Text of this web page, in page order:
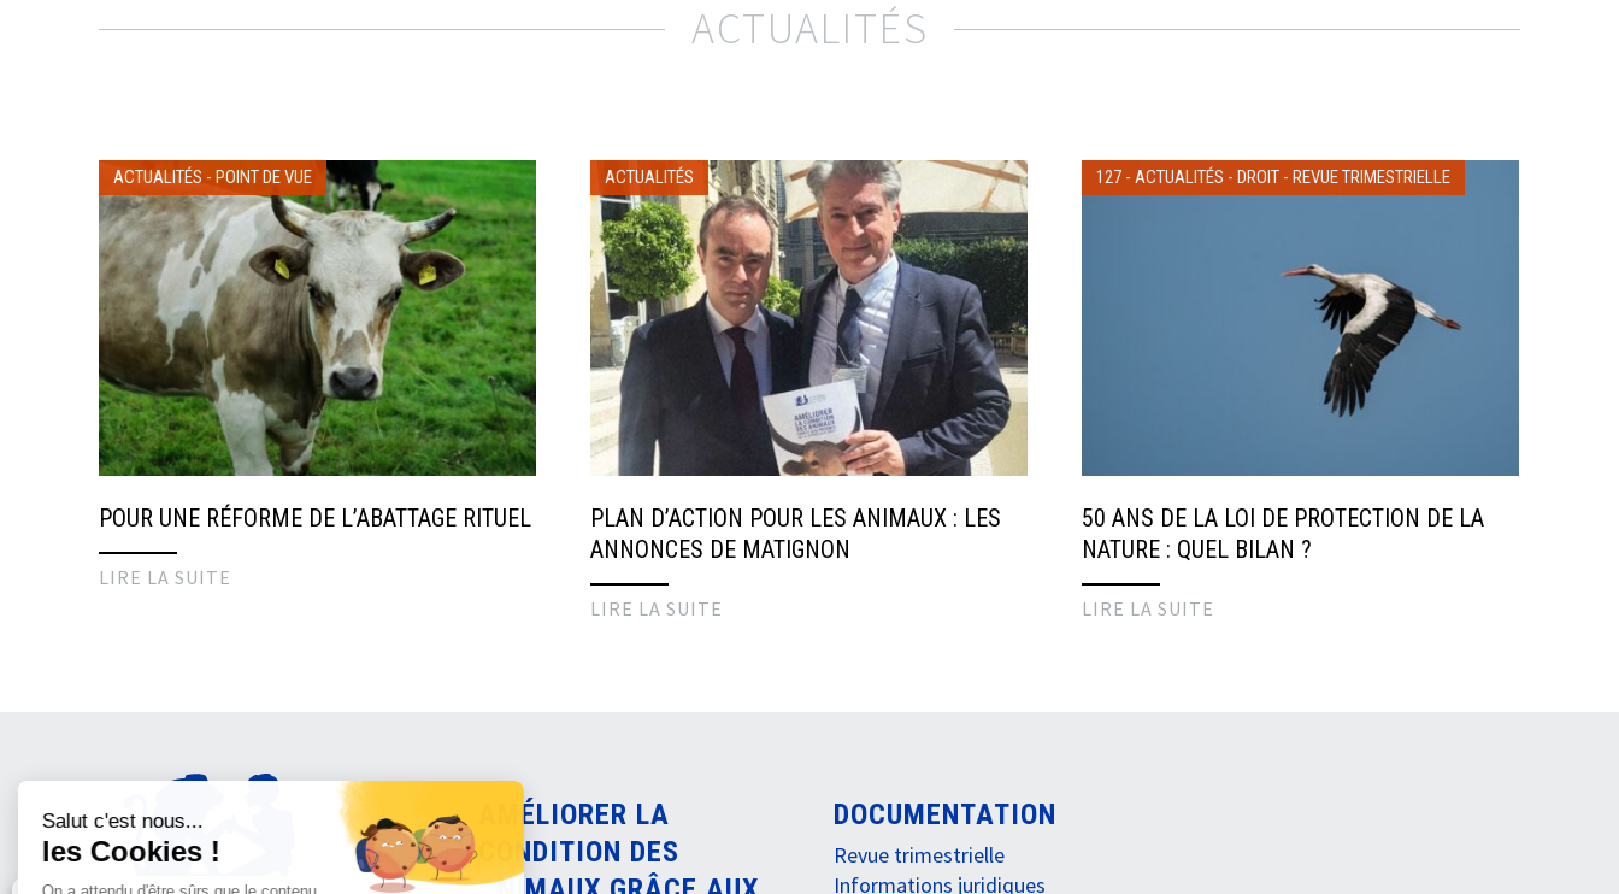
ACTUALITÉS
ACTUALITÉS - POINT DE VUE
POUR UNE RÉFORME DE L’ABATTAGE RITUEL
LIRE LA SUITE
ACTUALITÉS
PLAN D’ACTION POUR LES ANIMAUX : LES
ANNONCES DE MATIGNON
LIRE LA SUITE
127- ACTUALITÉS - DROIT- REVUE TRIMESTRIELLE
50 ANS DE LA LOI DE PROTECTION DE LA
NATURE : QUEL BILAN ?
LIRE LA SUITE
AMÉLIORER LA
CONDITION DES
DOCUMENTATION
Revue trimestrielle
Informations juridiques